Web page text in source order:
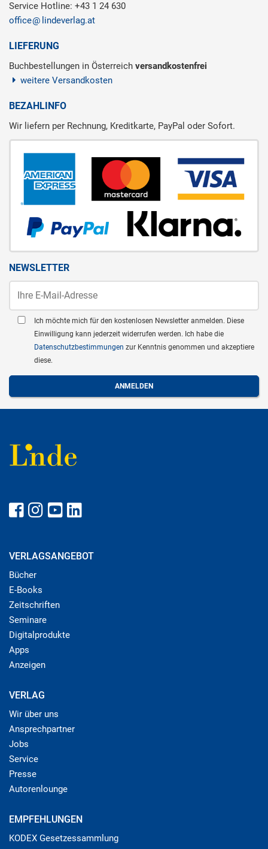
Service Hotline: +43 1 24 630
office
lindeverlag.at
LIEFERUNG
Buchbestellungen in Österreich versandkostenfrei
weitere Versandkosten
BEZAHLINFO
Wir liefern per Rechnung, Kreditkarte, PayPal oder Sofort.
NEWSLETTER
Ich möchte mich für den kostenlosen Newsletter anmelden. Diese
Einwilligung kann jederzeit widerrufen werden. Ich habe die
Datenschutzbestimmungen zur Kenntnis genommen und akzeptiere
diese.
VERLAGSANGEBOT
Bücher
E-Books
Zeitschriften
Seminare
Digitalprodukte
Apps
Anzeigen
VERLAG
Wir über uns
Ansprechpartner
Jobs
Service
Presse
Autorenlounge
EMPFEHLUNGEN
KODEX Gesetzessammlung